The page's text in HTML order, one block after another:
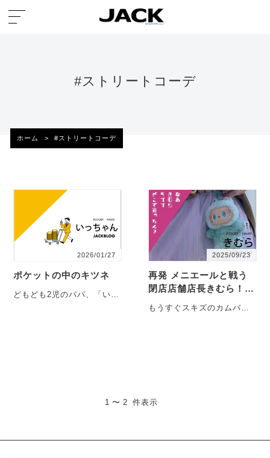
#ストリートコーデ
ホーム > #ストリートコーデ
2026/01/27
ポケットの中のキツネ
どもども2児のパパ、「いっ
2025/09/23
再発 メニエールと戦う
閉店店舗店長きむら！オ
ンライン診療に挑戦の巻
もうすぐスキズのカムバで
1 〜 2 件表示